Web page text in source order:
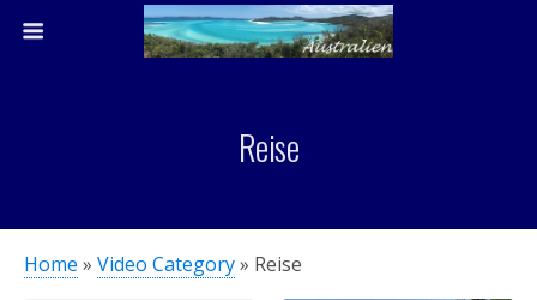
Reise
Home » Video Category» Reise